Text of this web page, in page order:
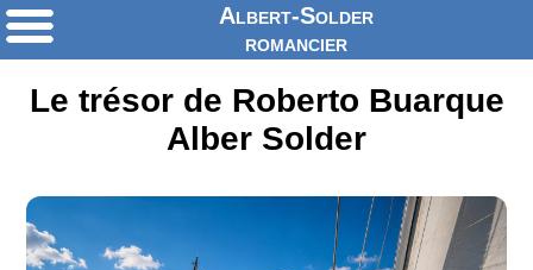
Albert-Solder
romancier
Le trésor de Roberto Buarque
Alber Solder